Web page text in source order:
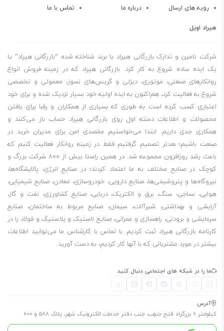
خاصیت پایداری حرارتی عالی
رویه های ارسال
درباره ما تماس با ما
هیراد اویل
شرکت تامین و تدارک بازرگانی هیراد یا برند شناخته شده “بازرگانی هیراد” بـا
یک ایده ساده شروع به کار کرد. بازرگانی هیراد که در زمینه فروش انواع
روانکارهای صنعتی، موتوری، دیزلی و گریس‌های نسوز، معمولی و تخصصی
شروع به فعالیت کرد، هم‌اکنون به ایده اولیه خود بسیار نزدیک شده و برای خود
اعتباری کسب کرده است به طوری که بسیاری از همکاران و رقبا برای یافتن
محصولات و اطلاعات دسته اول روی بازرگانی هیراد حساب باز می‌کنند و
همکاری جدی داریم. ابتدا می‌خواستیم مقصدی امن برای مدیران خرید در
صنعت باشیم؛ بعدتر تصمیم گرفتیم فقط در زمینه روانکار فعالیت کنیم که
باعث رشد روزافزون مجموعه شد. در همین راستا بیش از 800 شرکت بزرگ و
کوچک در صنایع مختلف به ما اعتماد کردند؛ در صنایع انرژی، پالایشگاه‌ها،
نیروگاه‌ها و پتروشیمی‌ها، صنایع دارویی، خودروسازی، معادن، صنایع شیمیایی،
هوایی، نساجی، سنگ، برق و الکتریک، دریایی، صنایع کشاورزی، نفت و گاز،
آرایشی و بهداشتی، شیرآلات، سیمان، صنایع مربوط به ساختمان، صنایع
سرمایشی و برودتی، راهسازی و عمرانی، صنایع لاستیک و پلاستیک و فولاد را در
کارنامه بازرگانی هیراد ثبت کردیم. با تماس با کارشناس ما می‌توانید اطلاعات
بیشتر در مورد مشتریانی که با آنها کار کردیم، به دست آورید.
ما را در شبکه های اجتماعی دنبال کنید
آدرس
کیلومتر 6 بزرگراه فتح جنوب، جنب دفتر خدمات الکترونیک شهر، پلاک 588 و 600